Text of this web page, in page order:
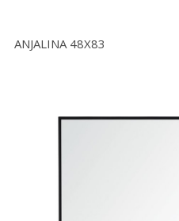
ANJALINA 48X83